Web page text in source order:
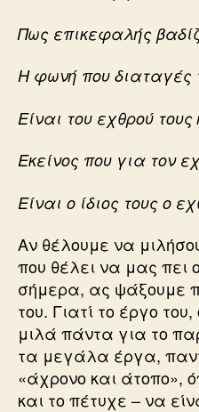
Πως επικεφαλής
Η φωνή που διαταγές
Είναι του εχθρού
Εκείνος που για τον
Είναι ο ίδιος τους ο
Αν θέλουμε να
που θέλει να μας πει
σήμερα, ας ψάξουμε
του. Γιατί το έργο
μιλά πάντα για το
τα μεγάλα έργα,
«άχρονο και άτοπο»,
και το πέτυχε – να